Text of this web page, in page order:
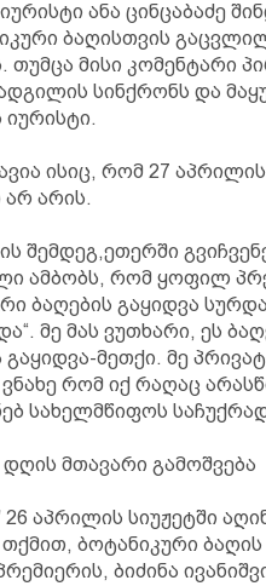
ანა ცინცაბაძე
ბაღისთვის
თუმცა მისი კომენტარი
სინქრონს და
იურისტი.
ისიც, რომ 27 აპრილის
არის.
შემდეგ,ეთერში
ამბობს, რომ ყოფილ
ბაღების გაყიდვა
მე მას ვუთხარი, ეს
გაყიდვა-მეთქი. მე
რომ იქ რაღაც
სახელმწიფოს
დღის მთავარი გამოშვება
26 აპრილის სიუჟეტში
თქმით, ბოტანიკური
ბიძინა